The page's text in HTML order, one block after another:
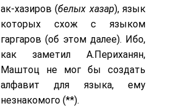
ак-хазиров (белых хазар), язык
которых схож с языком
гаргаров (об этом далее). Ибо,
как заметил А.Периханян,
Маштоц не мог бы создать
алфавит для языка, ему
незнакомого (**).